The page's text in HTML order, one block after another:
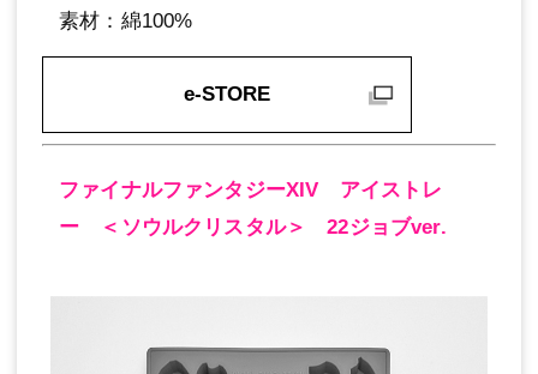
素材：綿100%
e-STORE
ファイナルファンタジーXIV アイストレ
ー ＜ソウルクリスタル＞ 22ジョブver.